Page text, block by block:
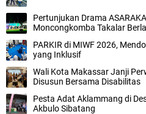
Pertunjukan Drama
Moncongkomba Takalar
PARKIR di MIWF 2026,
yang Inklusif
Wali Kota Makassar Janji
Disusun Bersama Disabilitas
Pesta Adat Aklammang di
Akbulo Sibatang